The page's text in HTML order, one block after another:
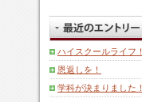
ハイスクールライフ！
恩返しを！
学科が決まりました！